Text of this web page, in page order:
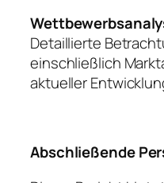
Detaillierte
einschließlich
aktueller
Abschließende